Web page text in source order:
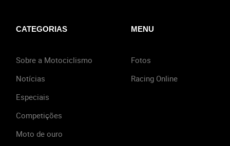
CATEGORIAS
Sobre a Motociclismo
Notícias
Especiais
Competições
Moto de ouro
MENU
Fotos
Racing Online